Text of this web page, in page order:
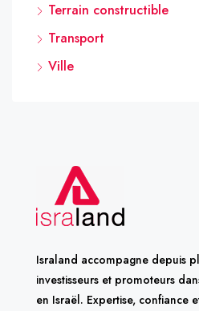
Terrain constructible
Transport
Ville
Israland accompagne depuis
investisseurs et promoteurs
en Israël. Expertise, confiance